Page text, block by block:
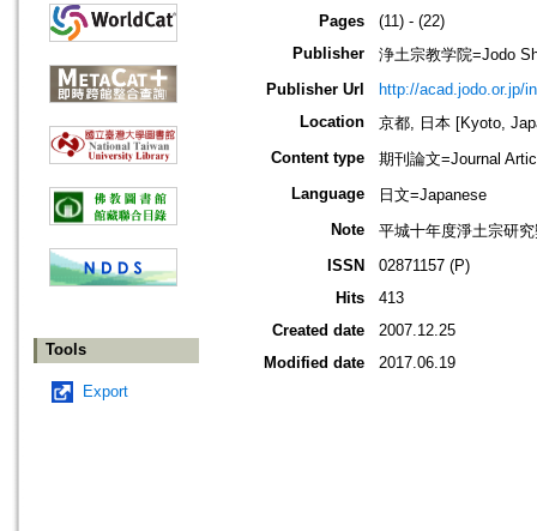
Tools
Export
Pages
(11) - (22)
Publisher
浄土宗教学院=Jodo
Publisher Url
http://acad.jodo.or.jp/
Location
京都, 日本 [Kyoto,
Content type
期刊論文=Journal
Language
日文=Japanese
Note
平城十年度淨土宗研
ISSN
02871157 (P)
Hits
413
Created date
2007.12.25
Modified date
2017.06.19